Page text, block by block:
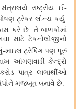
રાષ્ટ્રીય ઈ-
ટ્રેકર લોન્ચ કર્યું.
કરે છે. તે બાળકોમાં
ટેકનોલોજીનો
-માઇલ ટ્રેકિંગ પણ પૂરું
આંગણવાડી કેન્દ્રો
કરોડ પાત્ર લાભાર્થીઓ
મજબૂત બનાવે છે.